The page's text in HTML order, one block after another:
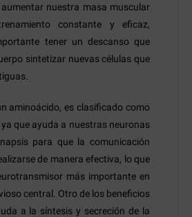
nuestra masa muscular
constante y eficaz,
tener un descanso que
sintetizar nuevas células que
aminoácido, es clasificado como
que ayuda a nuestras neuronas
para que la comunicación
de manera efectiva, lo que
más importante en
central. Otro de los beneficios
a la síntesis y secreción de la